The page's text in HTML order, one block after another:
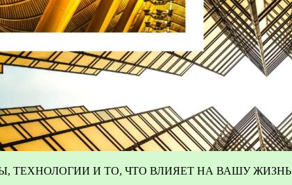
ТЕХНОЛОГИИ И ТО, ЧТО ВЛИЯЕТ НА ВАШУ ЖИЗНЬ